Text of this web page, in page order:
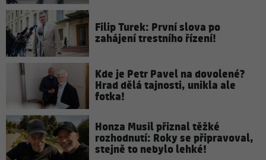
Filip Turek: První slova po
zahájení trestního řízení!
Kde je Petr Pavel na dovolené?
Hrad dělá tajnosti, unikla ale
fotka!
Honza Musil přiznal těžké
rozhodnutí: Roky se připravoval,
stejně to nebylo lehké!